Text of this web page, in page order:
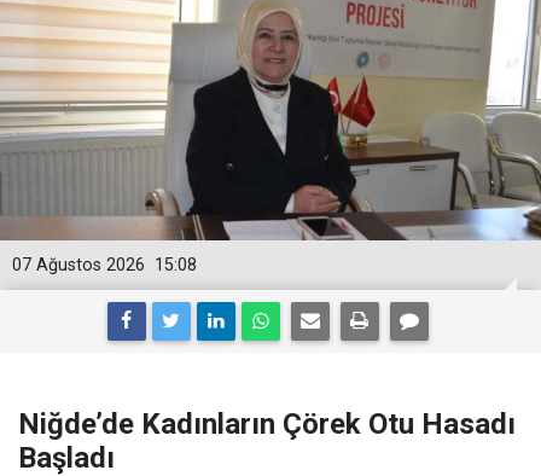
15:08
07 Ağustos 2026
Niğde’de Kadınların Çörek Otu Hasadı
Başladı